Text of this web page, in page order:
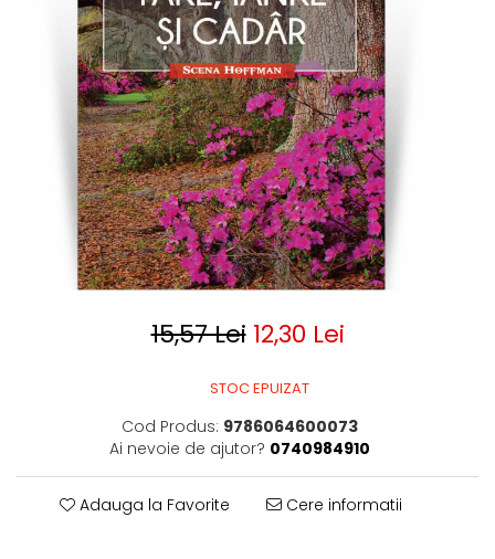
Contemporana
Moderna
Romana
Universala
Universala
Non-fictiune
Publicistica / Reportaje / Interviuri
Stiinte umaniste
Sociologie si filozofie15,57 Lei 12,30 Lei
STOC EPUIZAT
Cod Produs: 9786064600073
Ai nevoie de ajutor? 0740984910
Adauga la Favorite Cere informatii